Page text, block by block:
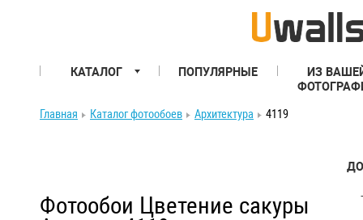
КАТАЛОГ ПОПУЛЯРНЫЕ
ИЗ
Главная
Каталог фотообоев Архитектура 4119
Фотообои Цветение сакуры